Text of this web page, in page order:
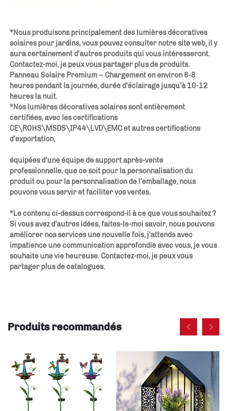
*Nous produisons principalement des lumières décoratives
solaires pour jardins, vous pouvez consulter notre site web, il y
aura certainement d'autres produits qui vous intéresseront.
Contactez-moi, je peux vous partager plus de produits.
Panneau Solaire Premium – Chargement en environ 6-8
heures pendant la journée, durée d'éclairage jusqu'à 10-12
heures la nuit.
*Nos lumières décoratives solaires sont entièrement
certifiées, avec les certifications
CE\ROHS\MSDS\IP44\LVD\EMC et autres certifications
d'exportation,
équipées d'une équipe de support après-vente
professionnelle, que ce soit pour la personnalisation du
produit ou pour la personnalisation de l'emballage, nous
pouvons vous servir et faciliter vos ventes.
*Le contenu ci-dessus correspond-il à ce que vous souhaitez ?
Si vous avez d'autres idées, faites-le-moi savoir, nous pouvons
améliorer nos services une nouvelle fois, j'attends avec
impatience une communication approfondie avec vous, je vous
souhaite une vie heureuse. Contactez-moi, je peux vous
partager plus de catalogues.
Produits recommandés